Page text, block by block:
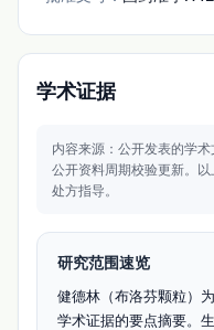
学术证据
内容来源：公开发表的学术
公开资料周期校验更新。
处方指导。
研究范围速览
健德林（布洛芬颗粒）
学术证据的要点摘要。